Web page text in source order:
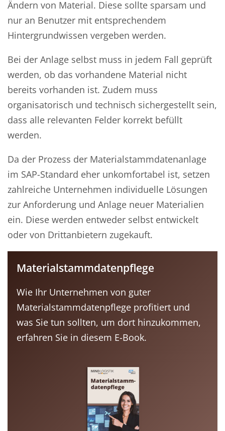
Ändern von Material. Diese sollte sparsam und
nur an Benutzer mit entsprechendem
Hintergrundwissen vergeben werden.
Bei der Anlage selbst muss in jedem Fall geprüft
werden, ob das vorhandene Material nicht
bereits vorhanden ist. Zudem muss
organisatorisch und technisch sichergestellt sein,
dass alle relevanten Felder korrekt befüllt
werden.
Da der Prozess der Materialstammdatenanlage
im SAP-Standard eher unkomfortabel ist, setzen
zahlreiche Unternehmen individuelle Lösungen
zur Anforderung und Anlage neuer Materialien
ein. Diese werden entweder selbst entwickelt
oder von Drittanbietern zugekauft.
Materialstammdatenpflege
Wie Ihr Unternehmen von guter
Materialstammdatenpflege profitiert und
was Sie tun sollten, um dort hinzukommen,
erfahren Sie in diesem E-Book.